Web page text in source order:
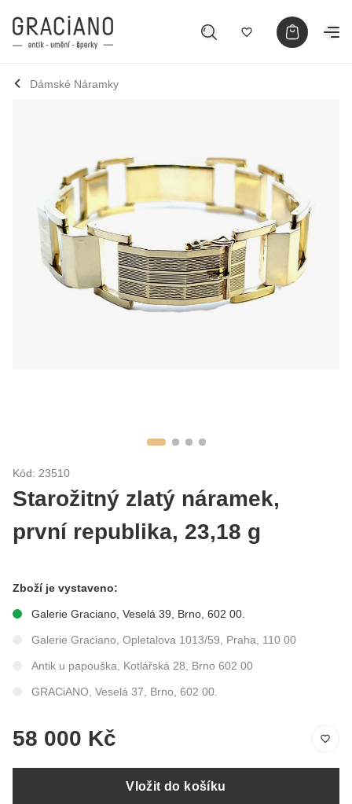
Dámské Náramky
Kód: 23510
Starožitný zlatý náramek,
první republika, 23,18 g
Zboží je vystaveno:
Galerie Graciano, Veselá 39, Brno, 602 00.
Galerie Graciano, Opletalova 1013/59, Praha, 110 00
Antik u papouška, Kotlářská 28, Brno 602 00
GRACiANO, Veselá 37, Brno, 602 00.
58 000 Kč
Vložit do košíku